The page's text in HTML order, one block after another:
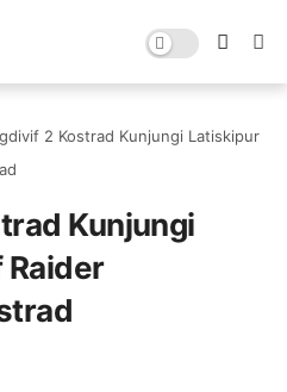
2 Kostrad Kunjungi Latiskipur
Kunjungi